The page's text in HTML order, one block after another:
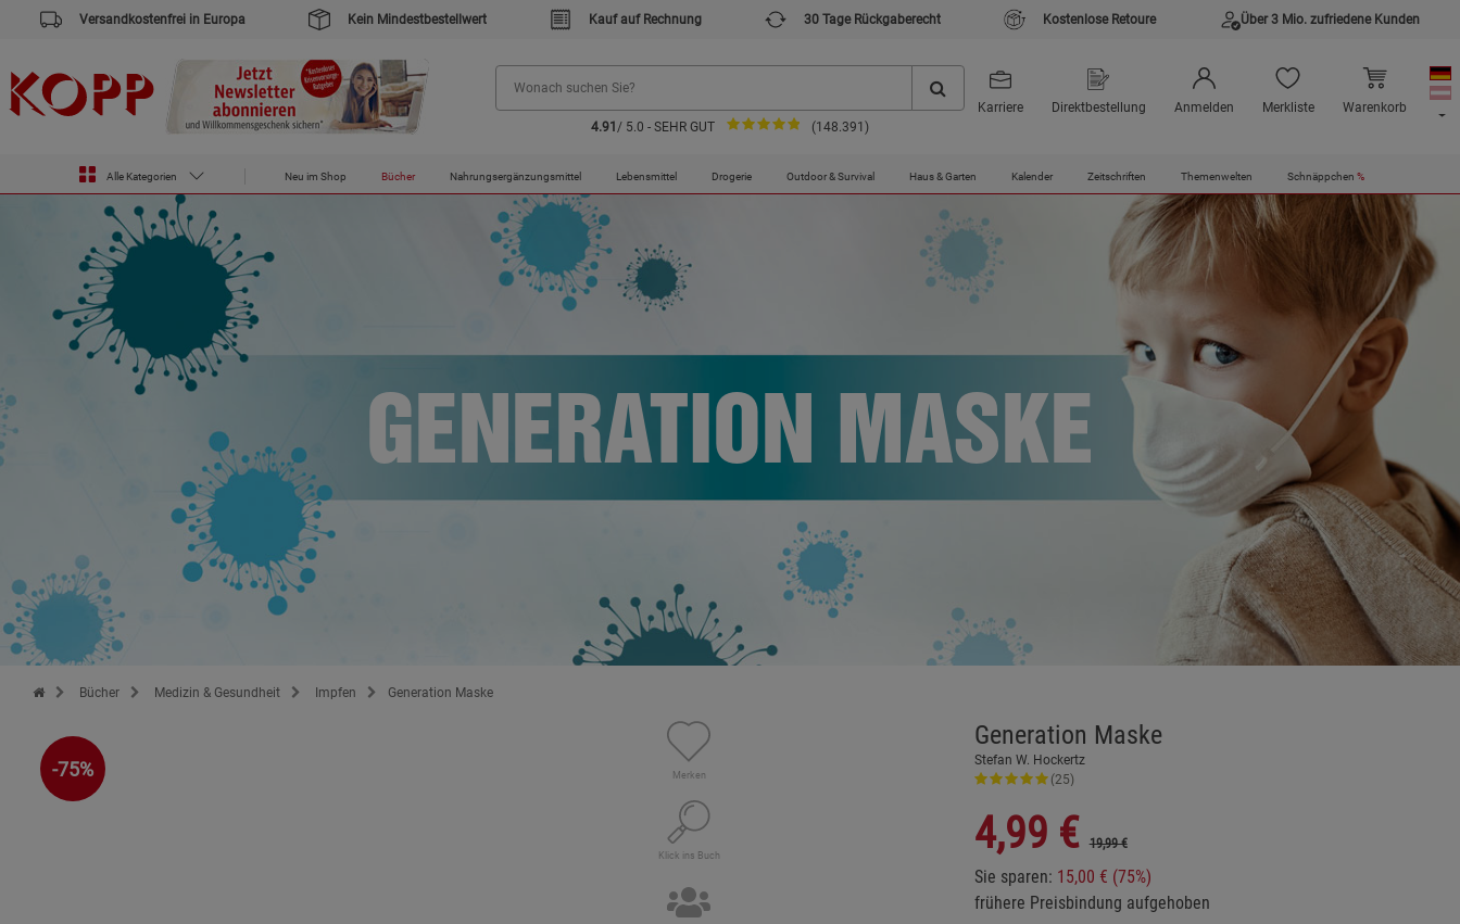
Versandkostenfrei in Europa Kein Mindestbestellwert Kauf auf Rechnung 30 Tage Rückgaberecht Kostenlose Retoure Über 3 Mio. zufriedene Kunden
4.91 / 5.0 - SEHR GUT (148.391)
Karriere Direktbestellung Anmelden Merkliste Warenkorb
Alle Kategorien Neu im Shop Bücher Nahrungsergänzungsmittel Lebensmittel Drogerie Outdoor & Survival Haus & Garten Kalender Zeitschriften Themenwelten Schnäppchen %
GENERATION MASKE
Zur Startseite des Kopp Verlag Online-Shop
Bücher Medizin & Gesundheit Impfen Generation Maske
-75% Merken
Klick ins Buch
Generation Maske
Stefan W. Hockertz
(25)
4,99 € 19,99 €
Sie sparen: 15,00 € (75%)
frühere Preisbindung aufgehoben